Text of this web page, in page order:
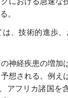
。
、技術的進歩
神経疾患の増加
想される。例え
アフリカ諸国